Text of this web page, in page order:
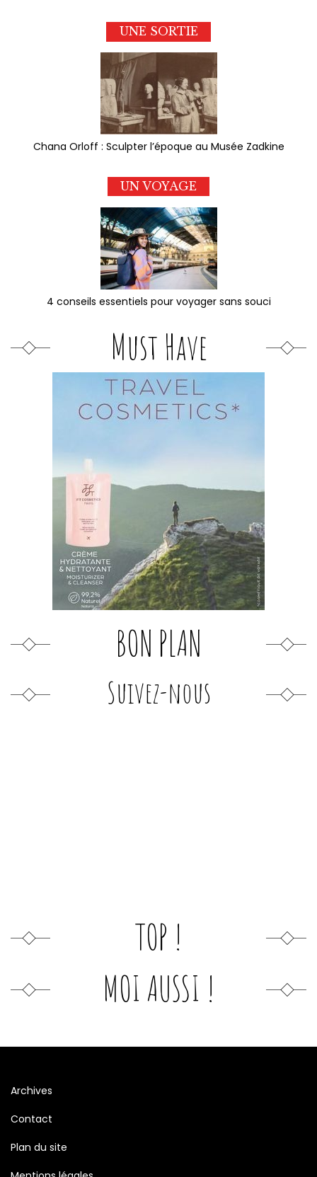
UNE SORTIE
Chana Orloff : Sculpter l’époque au Musée Zadkine
UN VOYAGE
4 conseils essentiels pour voyager sans souci
Must Have
BON PLAN
Suivez-nous
TOP !
MOI AUSSI !
Archives
Contact
Plan du site